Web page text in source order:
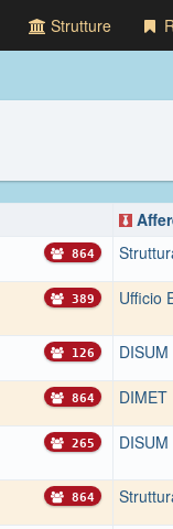
Strutture
864
389 Ufficio
126 DISUM
864 DIMET
265 DISUM
864